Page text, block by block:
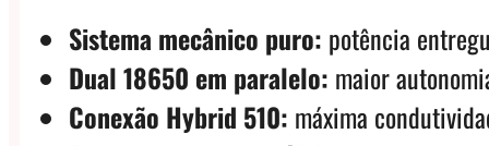
Sistema mecânico puro: potência
Dual 18650 em paralelo: maior
Conexão Hybrid 510: máxima